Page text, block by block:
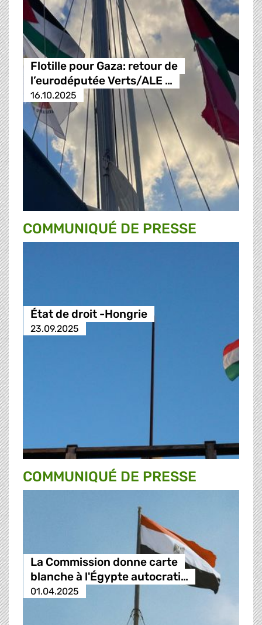
Flotille pour Gaza: retour de
l’eurodéputée Verts/ALE …
16.10.2025
COMMUNIQUÉ DE PRESSE
État de droit -Hongrie
23.09.2025
COMMUNIQUÉ DE PRESSE
La Commission donne carte
blanche à l'Égypte autocrati…
01.04.2025